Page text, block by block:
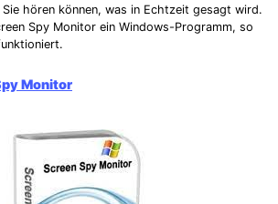
hören können, was in Echtzeit gesagt wird.
Spy Monitor ein Windows-Programm, so
Monitor